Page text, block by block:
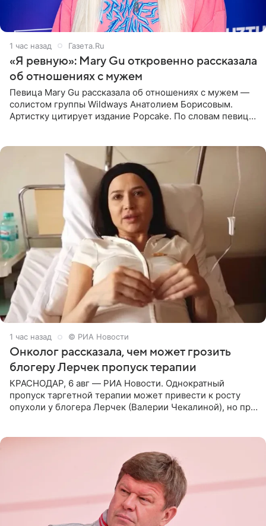
1 час назад Газета.Ru
«Я ревную»: Mary Gu откровенно рассказала
об отношениях с мужем
Певица Mary Gu рассказала об отношениях с мужем —
солистом группы Wildways Анатолием Борисовым.
Артистку цитирует издание Popcake. По словам певицы,
1 час назад © РИА Новости
Онколог рассказала, чем может грозить
блогеру Лерчек пропуск терапии
КРАСНОДАР, 6 авг — РИА Новости. Однократный
пропуск таргетной терапии может привести к росту
опухоли у блогера Лерчек (Валерии Чекалиной), но при